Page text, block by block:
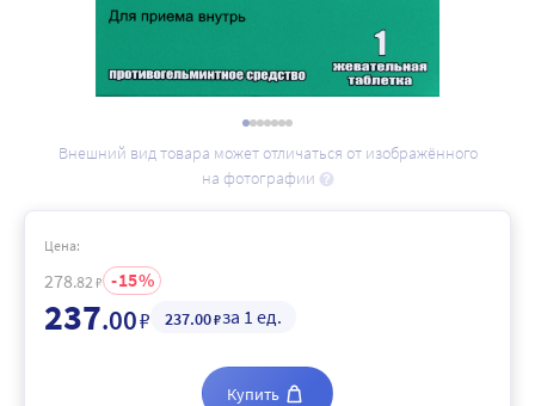
Внешний вид товара может отличаться от изображённого
на фотографии
Цена:
278.82 ₽ 15
237.00₽ 237.00₽за 1 ед.
Купить